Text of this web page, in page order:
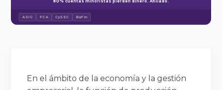
80% cuentas minoristas pierden dinero. Afiliado.
ASIC FCA CySEC BaFin
En el ámbito de la economía y la gestión